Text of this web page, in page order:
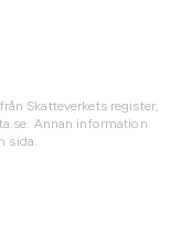
Skatteverkets register,
Annan information
sida.